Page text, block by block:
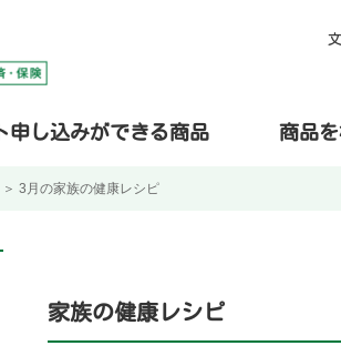
申し込みができる商品 商品
＞ 3月の家族の健康レシピ
家族の健康レシピ